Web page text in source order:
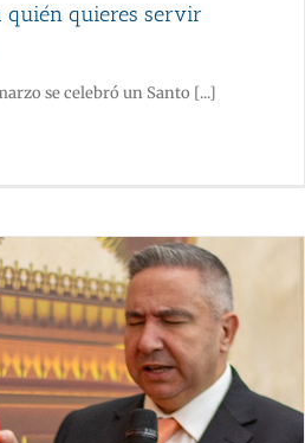
quién quieres servir
se celebró un Santo [...]